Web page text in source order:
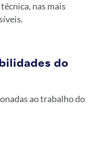
nas mais
do
ao trabalho do